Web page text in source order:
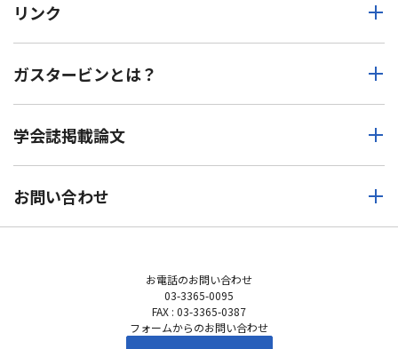
お電話のお問い合わせ
03-3365-0095
FAX : 03-3365-0387
フォームからのお問い合わせ
リンク
ガスタービンとは？
学会誌掲載論文
お問い合わせ